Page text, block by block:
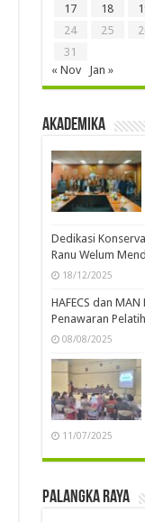
17
18
24
25
31
« Nov
Jan »
Akademika
Dedikasi
Ranu Welum
18/12/2025
HAFECS dan
Penawaran
08/08/2025
11/07/2025
Palangka Raya